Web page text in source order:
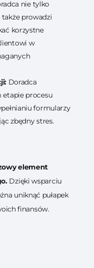
nie tylko
prowadzi
korzystne
w
Doradca
etapie procesu
formularzy
zbędny stres.
element
Dzięki wsparciu
uniknąć pułapek
finansów.